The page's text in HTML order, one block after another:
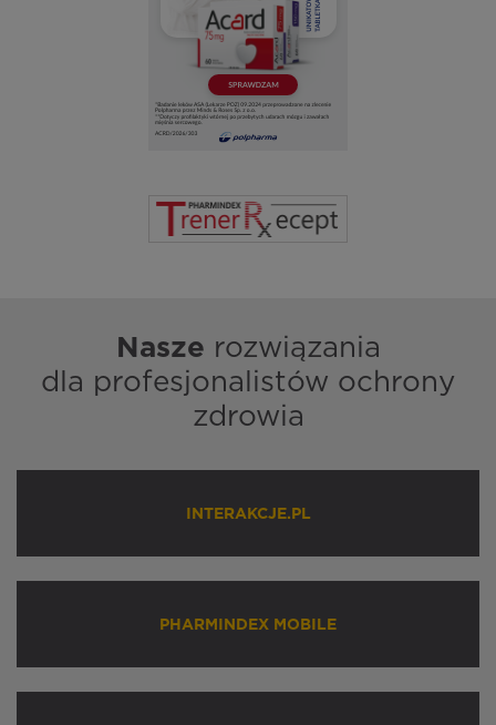
Nasze rozwiązania
dla profesjonalistów ochrony
zdrowia
INTERAKCJE.PL
PHARMINDEX MOBILE